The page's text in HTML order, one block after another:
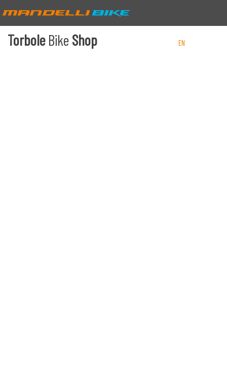
TorboleBikeShop EN